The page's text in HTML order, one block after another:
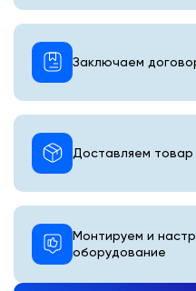
Монтируем и
оборудование
Доставляем товар
Заключаем